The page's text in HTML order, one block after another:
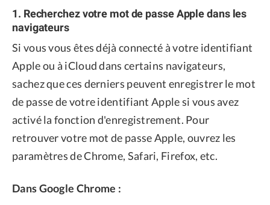
1. Recherchez votre mot de passe Apple dans les
navigateurs
Si vous vous êtes déjà connecté à votre identifiant
Apple ou à iCloud dans certains navigateurs,
sachez que ces derniers peuvent enregistrer le mot
de passe de votre identifiant Apple si vous avez
activé la fonction d'enregistrement. Pour
retrouver votre mot de passe Apple, ouvrez les
paramètres de Chrome, Safari, Firefox, etc.
Dans Google Chrome :